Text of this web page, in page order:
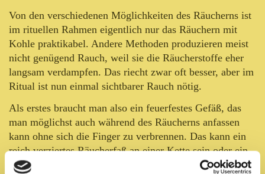
Von den verschiedenen Möglichkeiten des Räucherns ist
im rituellen Rahmen eigentlich nur das Räuchern mit
Kohle praktikabel. Andere Methoden produzieren meist
nicht genügend Rauch, weil sie die Räucherstoffe eher
langsam verdampfen. Das riecht zwar oft besser, aber im
Ritual ist nun einmal sichtbarer Rauch nötig.
Als erstes braucht man also ein feuerfestes Gefäß, das
man möglichst auch während des Räucherns anfassen
kann ohne sich die Finger zu verbrennen. Das kann ein
reich verziertes Räucherfaß an einer Kette sein oder ein
alter Kochtopf mit Griff. Das Gefäß wird für den